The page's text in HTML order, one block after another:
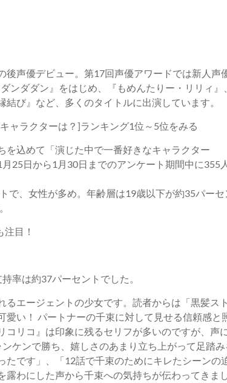
声優デビュー。第17回声優アワードでは新人声
ンダダン』をはじめ、『もめんたりー・リリィ』、
び』など、多くのタイトルに出演しています。
ャラクターは？]ランキング1位～5位をみる
込めて「演じた中で一番好きなキャラクター
25日から1月30日までのアンケート期間中に355人
で、女性が多め。年齢層は19歳以下が約35パーセ
目！
率は約37パーセントでした。
エージェントの少女です。読者からは「黒髪スト
い！ パートナーの千束に対して見せる信頼感と
リコ』は印象に残るセリフが多いのですが、声
ケンで勝ち、嬉しさのあまり立ち上がって足踏み
です」、「12話で千束のためにキレたシーンの
わにした声から千束への気持ちが伝わってきま